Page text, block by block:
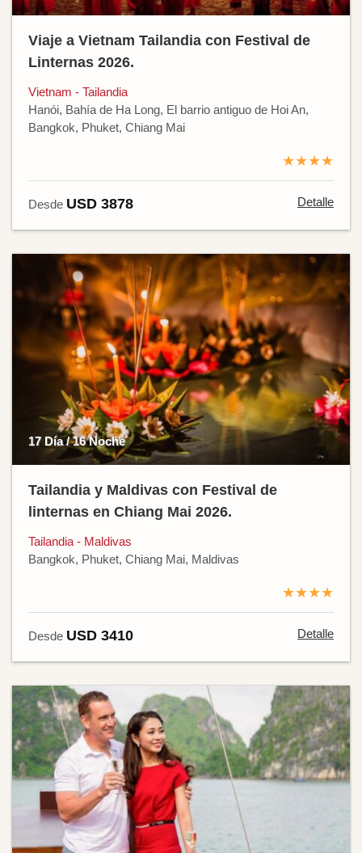
Viaje a Vietnam Tailandia con Festival de
Linternas 2026.
Vietnam - Tailandia
Hanói, Bahía de Ha Long, El barrio antiguo de Hoi An,
Bangkok, Phuket, Chiang Mai
★★★★
Desde USD 3878 Detalle
17 Día / 16 Noche
Tailandia y Maldivas con Festival de
linternas en Chiang Mai 2026.
Tailandia - Maldivas
Bangkok, Phuket, Chiang Mai, Maldivas
★★★★
Desde USD 3410 Detalle